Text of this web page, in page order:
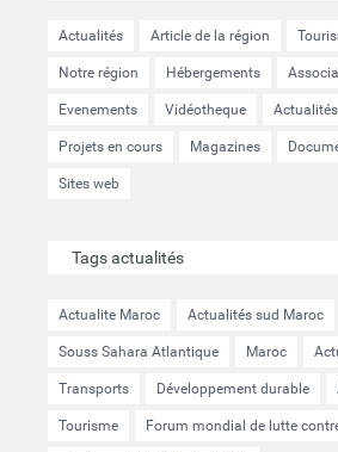
Actualités Article de la région
Notre région Hébergements
Evenements Vidéotheque
Projets en cours Magazines
Sites web
Tags actualités
Actualite Maroc Actualités sud Maroc
Souss Sahara Atlantique Maroc
Transports Développement durable
Tourisme Forum mondial de lutte